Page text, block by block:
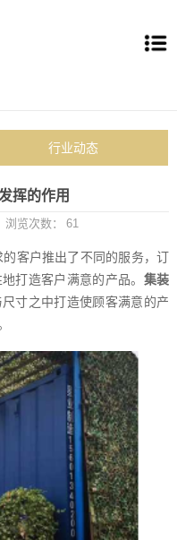
行业动态
挥的作用
浏览次数： 61
客户推出了不同的服务，订
打造客户满意的产品。 集装
寸之中打造使顾客满意的产